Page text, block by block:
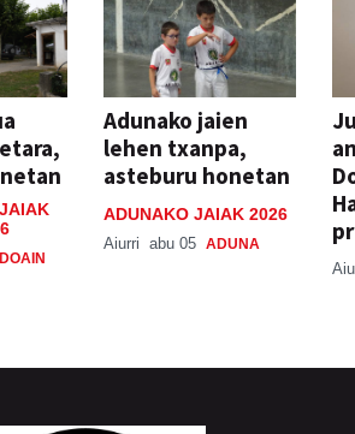
Adunako jaien
lehen txanpa,
asteburu honetan
ADUNAKO JAIAK 2026
Aiurri abu 05 ADUNA